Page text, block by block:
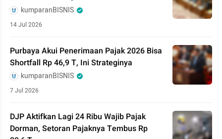
kumparanBISNIS
14 Jul 2026
Purbaya Akui Penerimaan Pajak 2026 Bisa
Shortfall Rp 46,9 T, Ini Strateginya
kumparanBISNIS
7 Jul 2026
DJP Aktifkan Lagi 24 Ribu Wajib Pajak
Dorman, Setoran Pajaknya Tembus Rp